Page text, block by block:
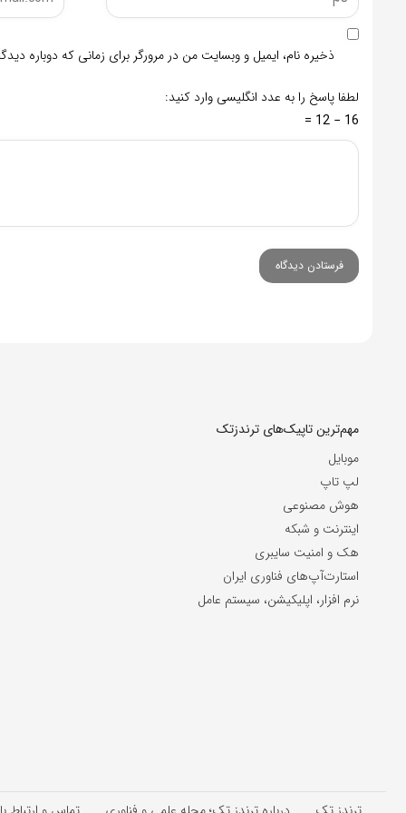
ذخیره نام، ایمیل و وبسایت من در مرورگر برای زمانی که دوباره
لطفا پاسخ را به عدد انگلیسی وارد کنید:
16 − 12 =
مهم‌ترین تاپیک‌های ترندزتک
موبایل
لپ تاپ
هوش مصنوعی
اینترنت و شبکه
هک و امنیت سایبری
استارت‌آپ‌های فناوری ایران
نرم افزار، اپلیکیشن، سیستم عامل